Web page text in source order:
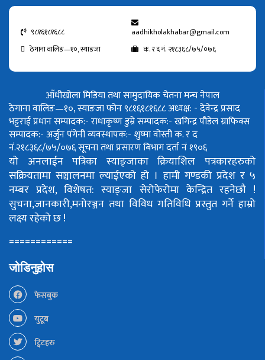
९८१६१८१६८८
aadhikholakhabar@gmail.com
ठेगाना वालिङ—१०, स्याङजा
क. र द नं. २१८३६८/७५/०७६
आँधीखोला मिडिया तथा सामुदायिक चेतना मन्च नेपाल
ठेगाना वालिङ—१०, स्याङजा फोन ९८१६१८१६८८अध्यक्ष: - देवेन्द्र प्रसाद
भट्टराईप्रधान सम्पादक:- राधाकृष्ण डुम्रेसम्पादक:- खगिन्द्र पौडेलग्राफिक्स
सम्पादक:- अर्जुन पंगेनीव्यवस्थापक:- शुष्मा वोस्तीक. र द
नं.२१८३६८/७५/०७६सूचना तथा प्रसारण बिभाग दर्ता नं १९०६
यो अनलाईन पत्रिका स्याङ्जाका क्रियाशिल पत्रकारहरुको
सक्रियतामा सञ्चालनमा ल्याईएको हो । हामी गण्डकी प्रदेश र ५
नम्बर प्रदेश, विशेषत: स्याङ्जा सेरोफेरोमा केन्द्रित रहनेछौ !
सुचना,जानकारी,मनोरञ्जन तथा विविध गतिविधि प्रस्तुत गर्ने हाम्रो
लक्ष्य रहेको छ !
============
जोडिनुहोस
फेसबुक
युटूब
ट्विटहरु